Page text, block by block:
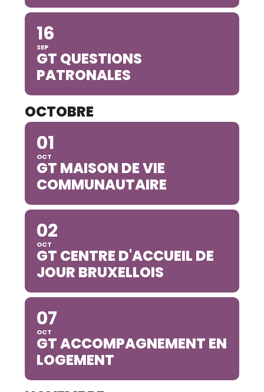
16
SEP
GT QUESTIONS
PATRONALES
OCTOBRE
01
OCT
GT MAISON DE VIE
COMMUNAUTAIRE
02
OCT
GT CENTRE D'ACCUEIL DE
JOUR BRUXELLOIS
07
OCT
GT ACCOMPAGNEMENT EN
LOGEMENT